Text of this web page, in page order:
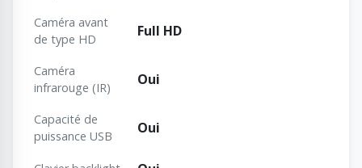
Caméra avant
de type HD
Full HD
Caméra
infrarouge (IR)
Oui
Capacité de
puissance USB
Oui